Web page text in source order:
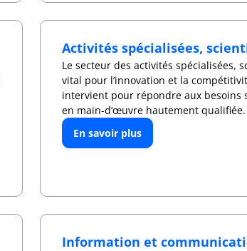
Activités spécialisées,
Le secteur des activités spécialisées,
vital pour l’innovation et la
intervient pour répondre aux besoins
en main-d’œuvre hautement qualifiée.
En savoir plus
Information et